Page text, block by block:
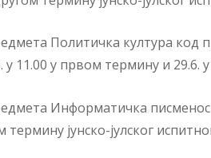
Политичка култура
11.00 у првом термину и 29.6.
Информатичка
термину јунско-јулског